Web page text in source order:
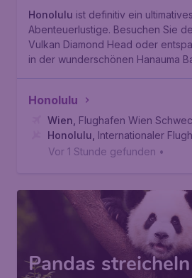
Honolulu ist definitiv ein
Abenteuerlustige. Besuchen Sie
Vulkan Diamond Head oder
in der wunderschönen Hanauma
Honolulu
Wien Flughafen Wien
Honolulu Internationaler
Vor 1 Stunde gefunden •
Pandas streicheln